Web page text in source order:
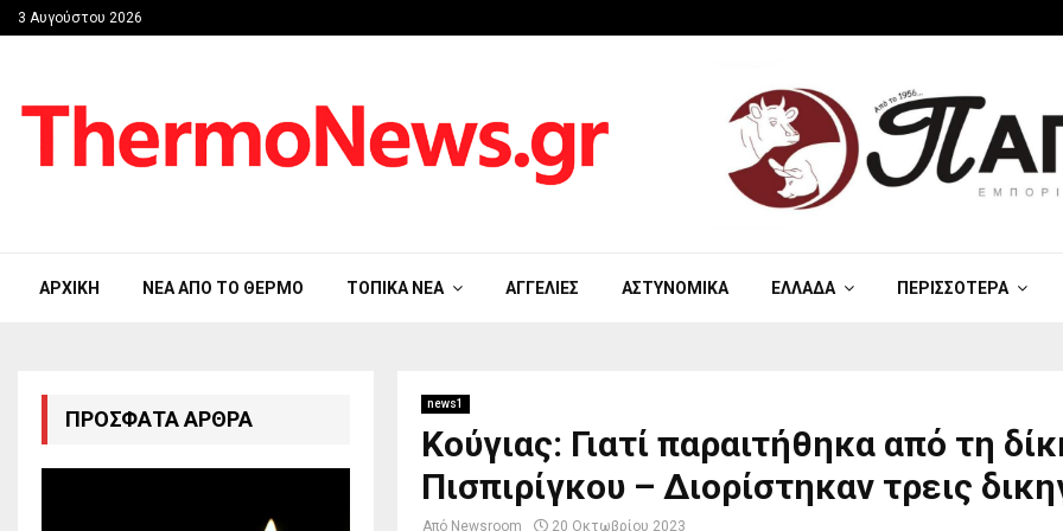
3 Αυγούστου 2026
ΑΡΧΙΚΉ ΝΈΑ ΑΠΟ ΤΟ ΘΈΡΜΟ ΤΟΠΙΚΆ ΝΈΑ ΑΓΓΕΛΊΕΣ ΑΣΤΥΝΟΜΙΚΆ ΕΛΛΆΔΑ ΠΕΡΙΣΣΌΤΕΡΑ
news1
Κούγιας: Γιατί παραιτήθηκα από τη
Πισπιρίγκου – Διορίστηκαν τρεις
Από Newsroom 20 Οκτωβρίου 2023
ΠΡΌΣΦΑΤΑ ΆΡΘΡΑ